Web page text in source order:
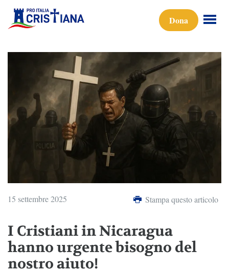
Dona
15 settembre 2025 Stampa questo articolo
I Cristiani in Nicaragua
hanno urgente bisogno del
nostro aiuto!